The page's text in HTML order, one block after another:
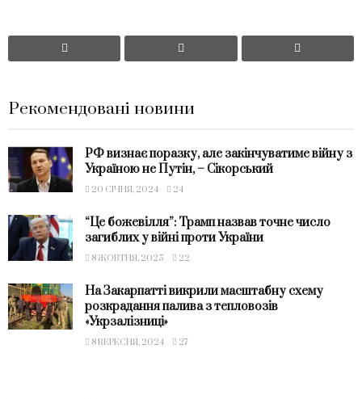
Рекомендовані новини
РФ визнає поразку, але закінчуватиме війну з
Україною не Путін, – Сікорський
20 СІЧНЯ, 2024 24
“Це божевілля”: Трамп назвав точне число
загиблих у війні проти України
8 ЖОВТНЯ, 2025 22
На Закарпатті викрили масштабну схему
розкрадання палива з тепловозів
«Укрзалізниці»
8 ВЕРЕСНЯ, 2024 27